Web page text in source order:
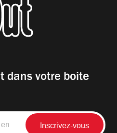
dans votre boite